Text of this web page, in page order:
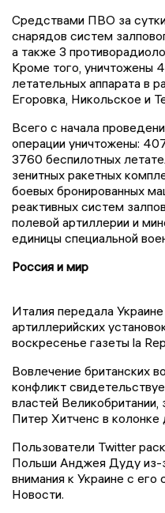
Средствами ПВО за
снарядов систем
а также 3
Кроме того, уничтожены
летательных аппарата в
Егоровка, Никольское и
Всего с начала
операции уничтожены:
3760 беспилотных
зенитных ракетных
боевых бронированных
реактивных систем
полевой артиллерии и
единицы специальной
Россия и мир
Италия передала
артиллерийских
воскресенье газеты la
Вовлечение британских
конфликт
властей Великобритании,
Питер Хитченс в колонке
Пользователи Twitter
Польши Анджея Дуду из-
внимания к Украине с
Новости.